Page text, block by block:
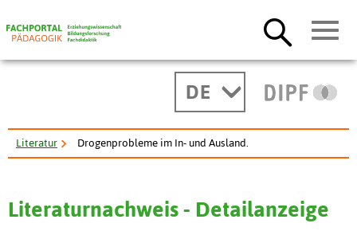
DE
Literatur Drogenprobleme im In- und Ausland.
Literaturnachweis - Detailanzeige